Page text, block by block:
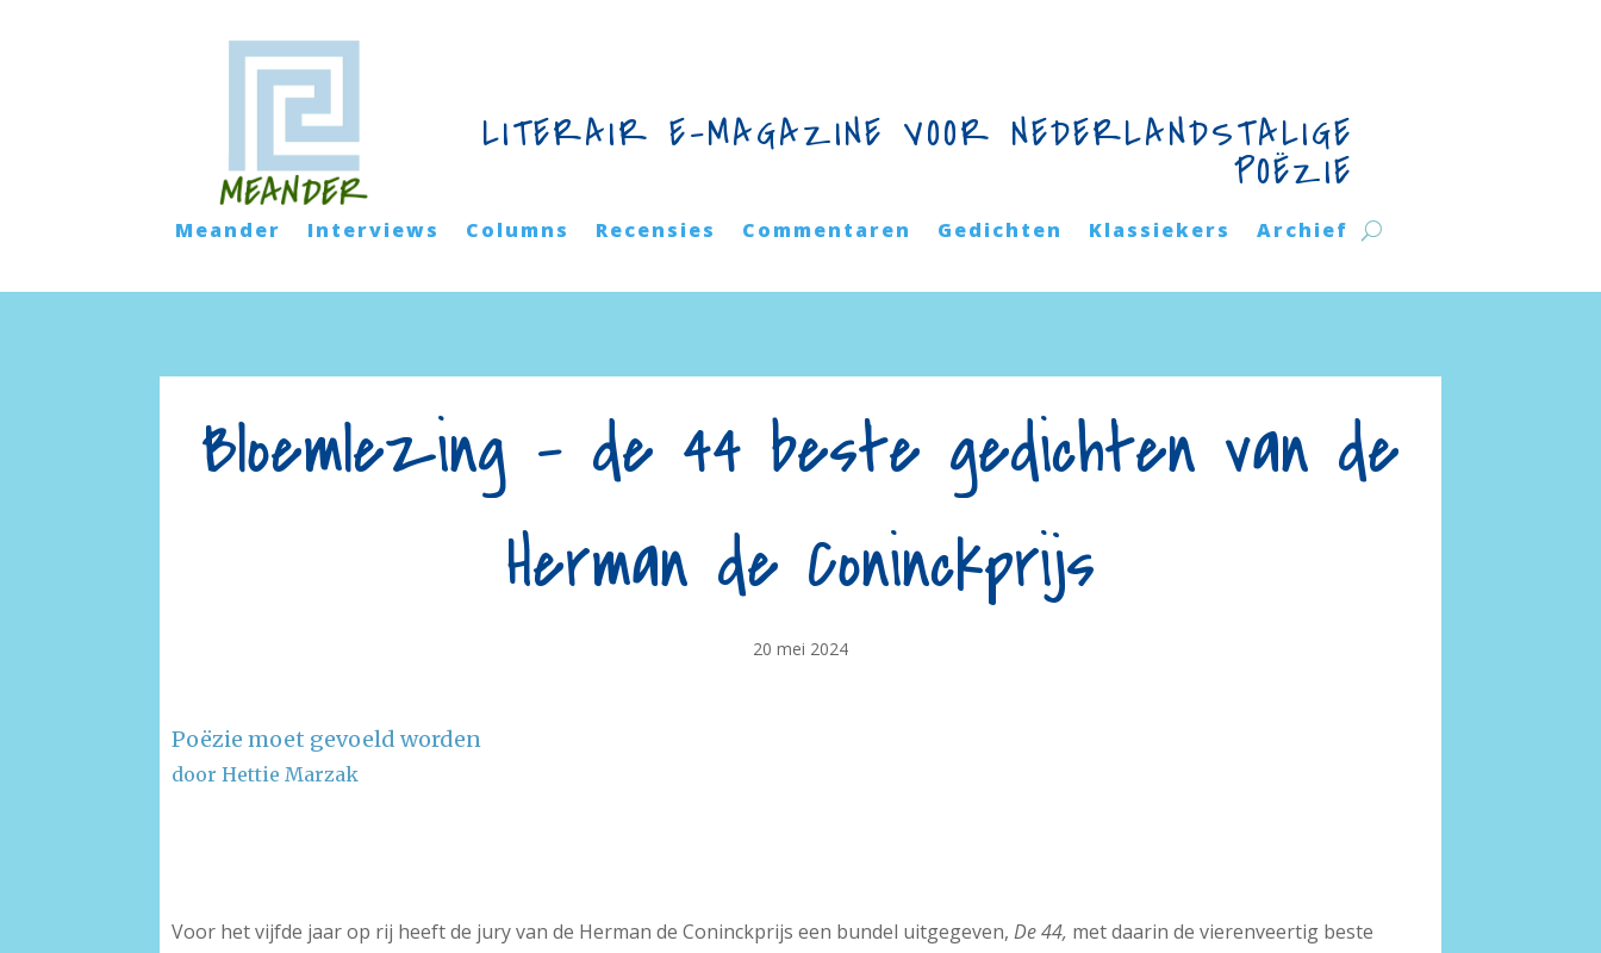
LITERAIR E-MAGAZINE VOOR NEDERLANDSTALIGE
POËZIE
Meander Interviews Columns Recensies Commentaren Gedichten Klassiekers Archief
Bloemlezing – de 44 beste gedichten van de
Herman de Coninckprijs
20 mei 2024
Poëzie moet gevoeld worden
door Hettie Marzak
Voor het vijfde jaar op rij heeft de jury van de Herman de Coninckprijs een bundel uitgegeven,De 44, met daarin de vierenveertig beste